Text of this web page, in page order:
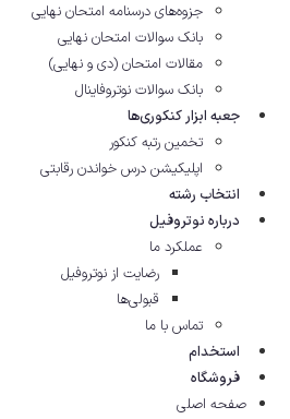
جزوه‌های درسنامه امتحان نهایی
بانک سوالات امتحان نهایی
مقالات امتحان (دی و نهایی)
بانک سوالات نوتروفاینال
جعبه ابزار کنکوری‌ها
تخمین رتبه کنکور
اپلیکیشن درس خواندن رقابتی
انتخاب رشته
درباره نوتروفیل
عملکرد ما
رضایت از نوتروفیل
قبولی‌ها
تماس با ما
استخدام
فروشگاه
صفحه اصلی